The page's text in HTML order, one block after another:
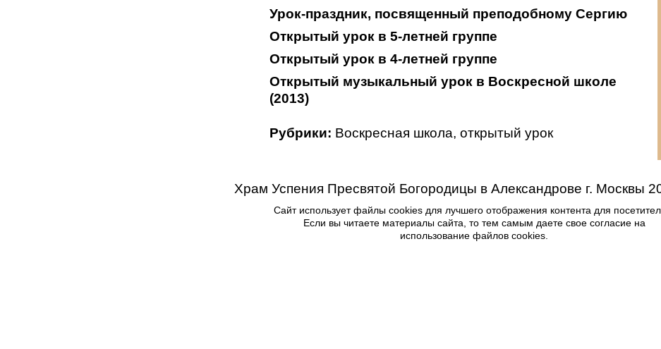
Урок-праздник, посвященный преподобному Сергию
Открытый урок в 5-летней группе
Открытый урок в 4-летней группе
Открытый музыкальный урок в Воскресной школе
(2013)
Рубрики: Воскресная школа, открытый урок
Храм Успения Пресвятой Богородицы в Александрове г. Москвы
Сайт использует файлы cookies для лучшего отображения контента для
Если вы читаете материалы сайта, то тем самым даете свое согласие на
использование файлов cookies.